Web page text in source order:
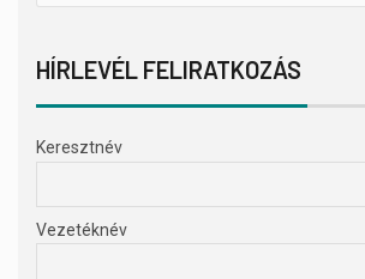
HÍRLEVÉL FELIRATKOZÁS
Keresztnév
Vezetéknév